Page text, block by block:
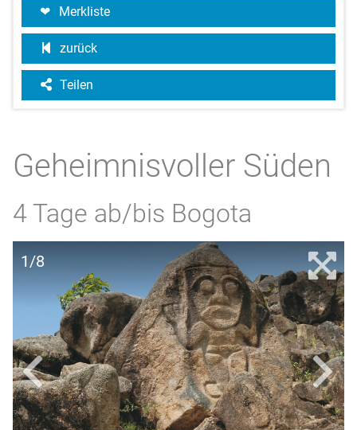
Merkliste
zurück
Teilen
Geheimnisvoller Süden
4 Tage ab/bis Bogota
1/8